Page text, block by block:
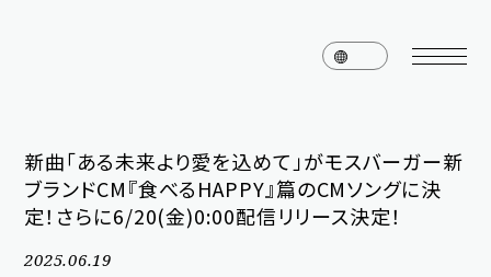
home
news
schedule
新曲「ある未来より愛を込めて」がモスバーガー新
ブランドCM『食べるHAPPY』篇のCMソングに決
定！さらに6/20(金)0:00配信リリース決定！
2025.06.19